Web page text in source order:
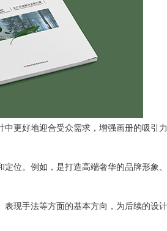
更好地迎合受众需求，增强画册的吸引力
位。例如，是打造高端奢华的品牌形象
现手法等方面的基本方向，为后续的设